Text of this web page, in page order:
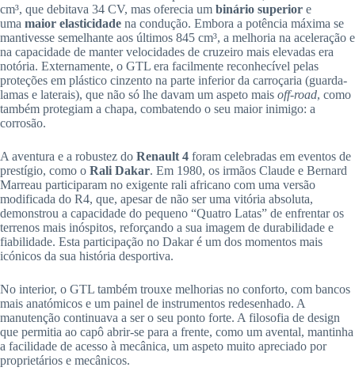
cm³, que debitava 34 CV, mas oferecia um binário superior e
uma maior elasticidade na condução. Embora a potência máxima se
mantivesse semelhante aos últimos 845 cm³, a melhoria na aceleração e
na capacidade de manter velocidades de cruzeiro mais elevadas era
notória. Externamente, o GTL era facilmente reconhecível pelas
proteções em plástico cinzento na parte inferior da carroçaria (guarda-
lamas e laterais), que não só lhe davam um aspeto mais off-road, como
também protegiam a chapa, combatendo o seu maior inimigo: a
corrosão.
A aventura e a robustez do Renault 4 foram celebradas em eventos de
prestígio, como o Rali Dakar. Em 1980, os irmãos Claude e Bernard
Marreau participaram no exigente rali africano com uma versão
modificada do R4, que, apesar de não ser uma vitória absoluta,
demonstrou a capacidade do pequeno “Quatro Latas” de enfrentar os
terrenos mais inóspitos, reforçando a sua imagem de durabilidade e
fiabilidade. Esta participação no Dakar é um dos momentos mais
icónicos da sua história desportiva.
No interior, o GTL também trouxe melhorias no conforto, com bancos
mais anatómicos e um painel de instrumentos redesenhado. A
manutenção continuava a ser o seu ponto forte. A filosofia de design
que permitia ao capô abrir-se para a frente, como um avental, mantinha
a facilidade de acesso à mecânica, um aspeto muito apreciado por
proprietários e mecânicos.